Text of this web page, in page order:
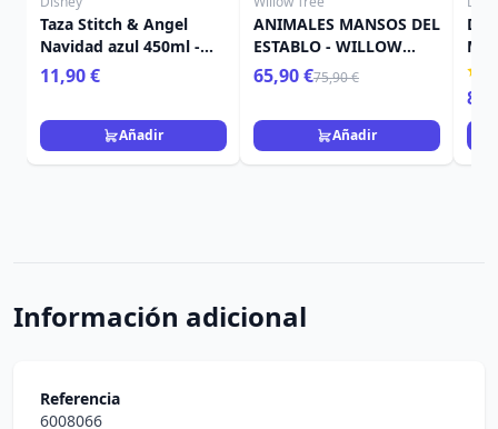
Taza Stitch & Angel
Navidad azul 450ml -
Egan Disney Home
11,90 €
Añadir
ANIMALES MANSOS DEL
ESTABLO - WILLOW
TREE
65,90 €75,90 €
Añadir
Información adicional
Referencia
6008066